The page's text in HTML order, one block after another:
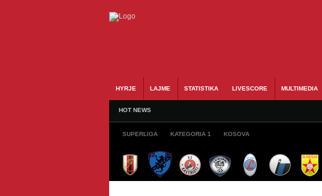
HYRJE LAJME STATISTIKA LIVESCORE MULTIMEDIA
HOT NEWS
SUPERLIGA KATEGORIA 1 KOSOVA